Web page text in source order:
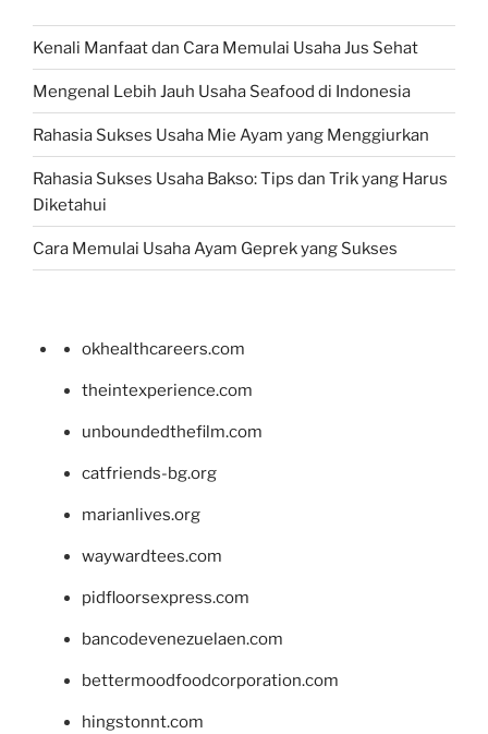
Kenali Manfaat dan Cara Memulai Usaha Jus Sehat
Mengenal Lebih Jauh Usaha Seafood di Indonesia
Rahasia Sukses Usaha Mie Ayam yang Menggiurkan
Rahasia Sukses Usaha Bakso: Tips dan Trik yang Harus
Diketahui
Cara Memulai Usaha Ayam Geprek yang Sukses
okhealthcareers.com
theintexperience.com
unboundedthefilm.com
catfriends-bg.org
marianlives.org
waywardtees.com
pidfloorsexpress.com
bancodevenezuelaen.com
bettermoodfoodcorporation.com
hingstonnt.com